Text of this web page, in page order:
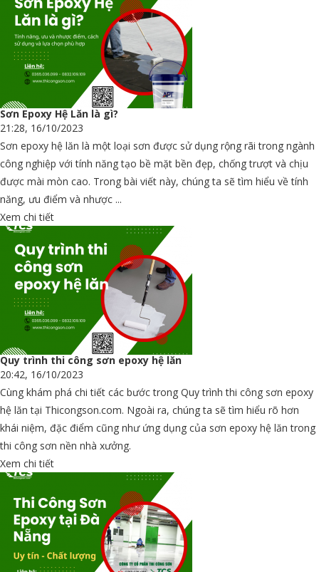
Sơn Epoxy Hệ Lăn là gì?
21:28, 16/10/2023
Sơn epoxy hệ lăn là một loại sơn được sử dụng rộng rãi trong ngành
công nghiệp với tính năng tạo bề mặt bền đẹp, chống trượt và chịu
được mài mòn cao. Trong bài viết này, chúng ta sẽ tìm hiểu về tính
năng, ưu điểm và nhược ...
Xem chi tiết
Quy trình thi công sơn epoxy hệ lăn
20:42, 16/10/2023
Cùng khám phá chi tiết các bước trong Quy trình thi công sơn epoxy
hệ lăn tại Thicongson.com. Ngoài ra, chúng ta sẽ tìm hiểu rõ hơn
khái niệm, đặc điểm cũng như ứng dụng của sơn epoxy hệ lăn trong
thi công sơn nền nhà xưởng.
Xem chi tiết